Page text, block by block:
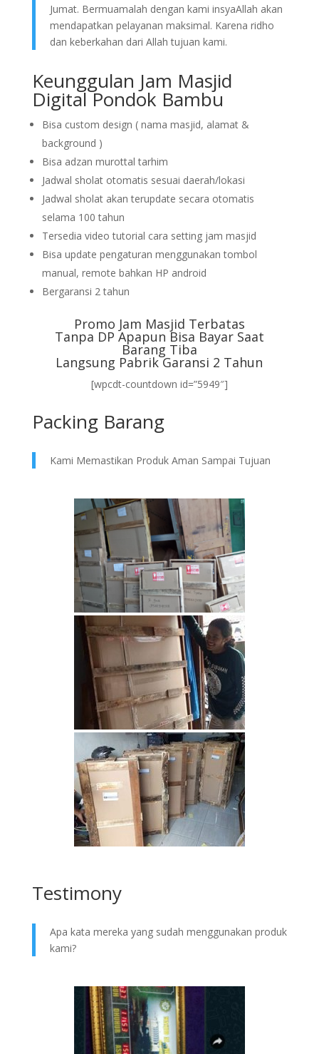
Jumat. Bermuamalah dengan kami insyaAllah akan
mendapatkan pelayanan maksimal. Karena ridho
dan keberkahan dari Allah tujuan kami.
Keunggulan Jam Masjid
Digital Pondok Bambu
Bisa custom design ( nama masjid, alamat &
background )
Bisa adzan murottal tarhim
Jadwal sholat otomatis sesuai daerah/lokasi
Jadwal sholat akan terupdate secara otomatis
selama 100 tahun
Tersedia video tutorial cara setting jam masjid
Bisa update pengaturan menggunakan tombol
manual, remote bahkan HP android
Bergaransi 2 tahun
Promo Jam Masjid Terbatas
Tanpa DP Apapun Bisa Bayar Saat
Barang Tiba
Langsung Pabrik Garansi 2 Tahun
[wpcdt-countdown id=”5949″]
Packing Barang
Kami Memastikan Produk Aman Sampai Tujuan
Testimony
Apa kata mereka yang sudah menggunakan produk
kami?